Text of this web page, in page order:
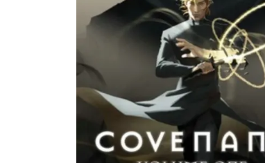
Powiększony kursor
Podkreślenie linków